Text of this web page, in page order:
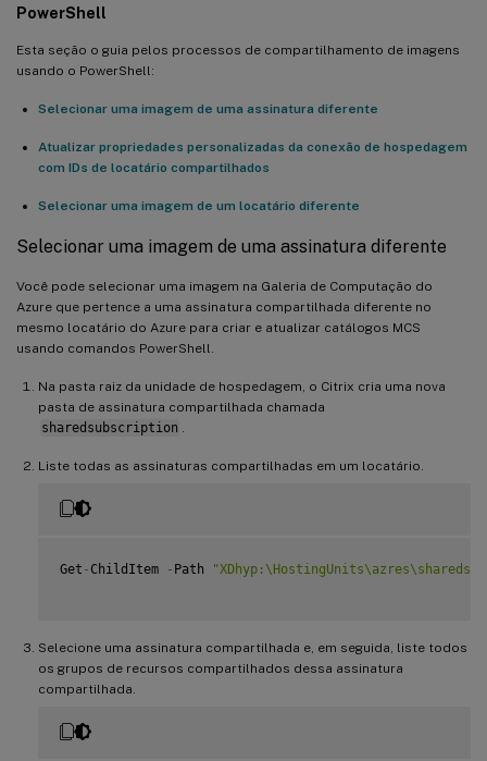
PowerShell
Esta seção o guia pelos processos de compartilhamento de imagens
usando o PowerShell:
Selecionar uma imagem de uma assinatura diferente
Atualizar propriedades personalizadas da conexão de hospedagem
com IDs de locatário compartilhados
Selecionar uma imagem de um locatário diferente
Selecionar uma imagem de uma assinatura diferente
Você pode selecionar uma imagem na Galeria de Computação do
Azure que pertence a uma assinatura compartilhada diferente no
mesmo locatário do Azure para criar e atualizar catálogos MCS
usando comandos PowerShell.
Na pasta raiz da unidade de hospedagem, o Citrix cria uma nova
pasta de assinatura compartilhada chamada
sharedsubscription .
Liste todas as assinaturas compartilhadas em um locatário.
Get - ChildItem - Path
Selecione uma assinatura compartilhada e, em seguida, liste todos
os grupos de recursos compartilhados dessa assinatura
compartilhada.